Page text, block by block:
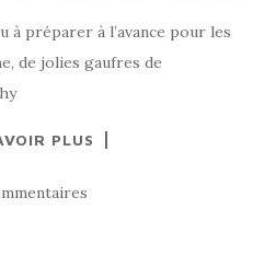
à préparer à l’avance pour les
de jolies gaufres de
PLUS